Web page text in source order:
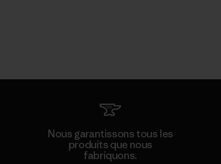
Nous garantissons tous les
produits que nous
fabriquons.